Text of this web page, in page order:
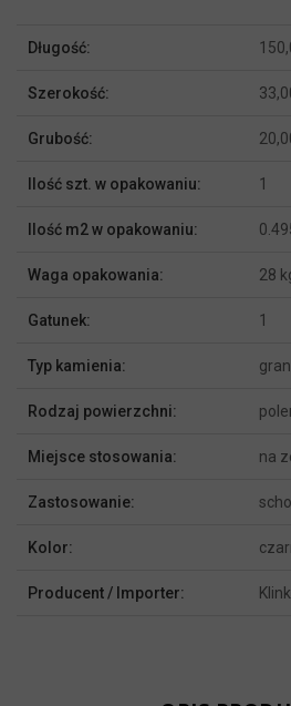
Długość:
Szerokość:
Grubość:
Ilość szt. w opakowaniu: 1
Ilość m2 w opakowaniu:
Waga opakowania: 28
Gatunek: 1
Typ kamienia:
Rodzaj powierzchni:
Miejsce stosowania: na
Zastosowanie:
Kolor:
Producent / Importer: